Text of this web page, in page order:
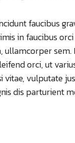
faucibus
in faucibus
orci, ut
vulputate
dis parturient